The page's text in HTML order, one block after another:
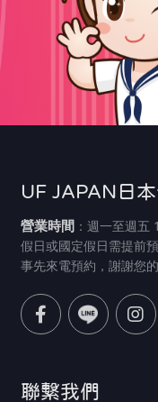
UF JAPAN日
營業時間：週一至週五
假日或國定假日需提前
事先來電預約，謝謝您
聯繫我們